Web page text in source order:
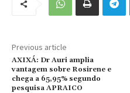
Previous article
AXIXÁ: Dr Auri amplia
vantagem sobre Rosirene e
chega a 65,95% segundo
pesquisa APRAICO